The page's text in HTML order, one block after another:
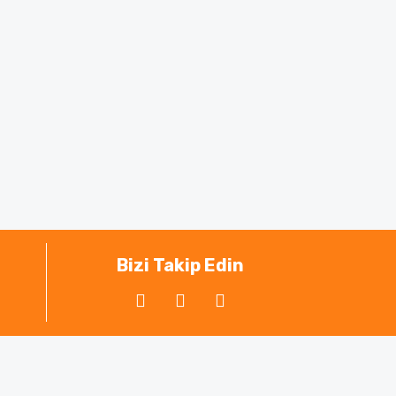
Bizi Takip Edin